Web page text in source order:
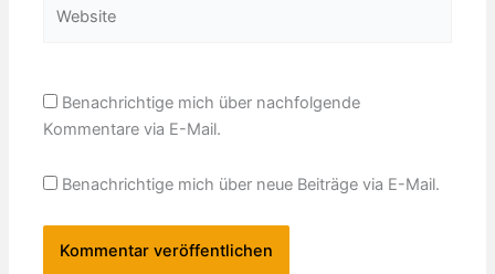
Benachrichtige mich über nachfolgende
Kommentare via E-Mail.
Benachrichtige mich über neue Beiträge via E-Mail.